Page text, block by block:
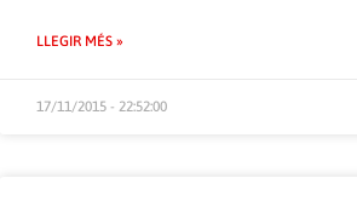
LLEGIR MÉS »
17/11/2015 - 22:52:00